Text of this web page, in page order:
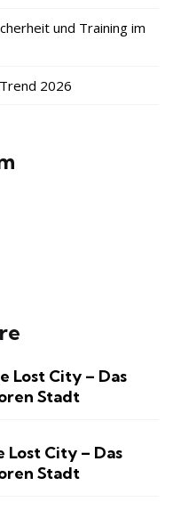
und Training im
2026
Lost City – Das
Stadt
Lost City – Das
Stadt